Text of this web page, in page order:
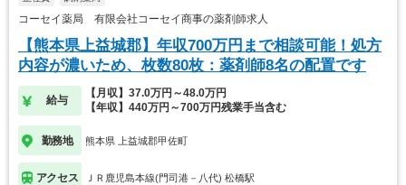
コーセイ薬局 有限会社コーセイ商事の薬剤師求人
【熊本県上益城郡】年収700万円まで相談可能！処方
内容が濃いため、枚数80枚：薬剤師8名の配置です
給与
【月収】37.0万円～48.0万円
【年収】440万円～700万円残業手当含む
勤務地 熊本県 上益城郡甲佐町
アクセス ＪＲ鹿児島本線(門司港－八代) 松橋駅